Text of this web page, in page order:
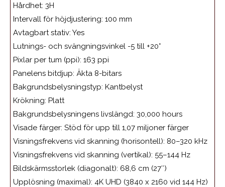
Hårdhet: 3H
Intervall för höjdjustering: 100 mm
Avtagbart stativ: Yes
Lutnings- och svängningsvinkel -5 till +20°
Pixlar per tum (ppi): 163 ppi
Panelens bitdjup: Äkta 8-bitars
Bakgrundsbelysningstyp: Kantbelyst
Krökning: Platt
Bakgrundsbelysningens livslängd: 30,000 hours
Visade färger: Stöd för upp till 1,07 miljoner färger
Visningsfrekvens vid skanning (horisontell): 80–320 kHz
Visningsfrekvens vid skanning (vertikal): 55–144 Hz
Bildskärmsstorlek (diagonalt): 68,6 cm (27″)
Upplösning (maximal): 4K UHD (3840 x 2160 vid 144 Hz)